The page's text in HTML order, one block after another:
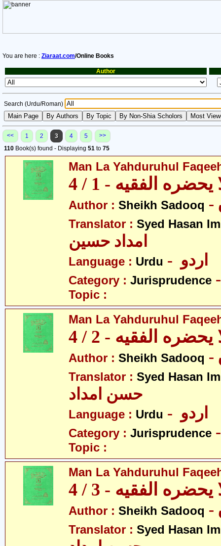
You are here : Ziaraat.com/Online Books
Author
Search (Urdu/Roman)
<< 1 2 3 4 5
>>
110 Book(s) found - Displaying 51 to 75
Man La Yahduruhul
الفقيه - 1 / 4
Author : Sheikh Sadooq
Translator : Syed Hasan
امداد حسین
Language : Urdu
Category : Jurisprudence
Topic :
Man La Yahduruhul
الفقيه - 2 / 4
Author : Sheikh Sadooq
Translator : Syed Hasan
Language : Urdu
Category : Jurisprudence
Topic :
Man La Yahduruhul
الفقيه - 3 / 4
Author : Sheikh Sadooq
Translator : Syed Hasan